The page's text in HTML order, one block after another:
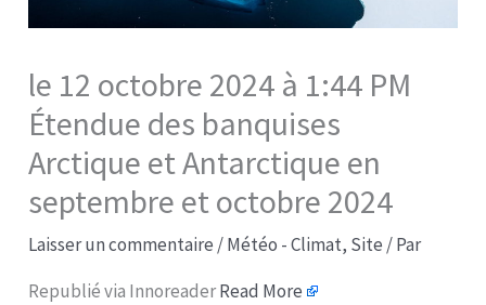
le 12 octobre 2024 à 1:44 PM
Étendue des banquises
Arctique et Antarctique en
septembre et octobre 2024
Laisser un commentaire /Météo - Climat, Site / Par
Republié via InnoreaderRead More